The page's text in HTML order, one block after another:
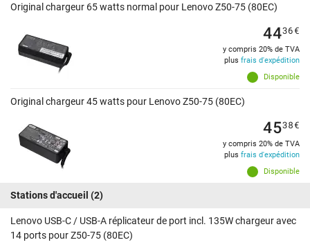
Original chargeur 65 watts normal pour Lenovo Z50-75 (80EC)
Disponible
4436€
y compris 20% de TVA
plus frais d'expédition
Original chargeur 45 watts pour Lenovo Z50-75 (80EC)
Disponible
4538€
y compris 20% de TVA
plus frais d'expédition
Stations d'accueil (2)
Lenovo USB-C / USB-A réplicateur de port incl. 135W chargeur avec
14 ports pour Z50-75 (80EC)